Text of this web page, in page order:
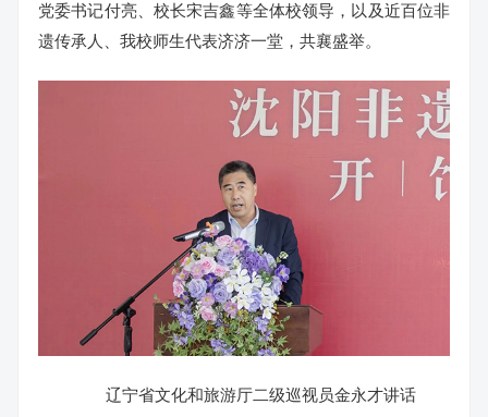
党委书记付亮、校长宋吉鑫等全体校领导，以及近百位非
遗传承人、我校师生代表济济一堂，共襄盛举。
辽宁省文化和旅游厅二级巡视员金永才讲话